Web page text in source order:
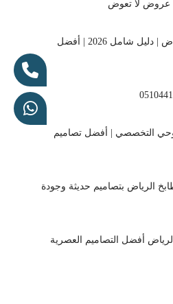
عروض لا تعوض
تفصيل مطابخ الرمال الرياض | دليل شامل 2026 | أفضل
التخصصي | أفضل تصاميم
الرياض بتصاميم حديثة وجودة
أفضل التصاميم العصرية